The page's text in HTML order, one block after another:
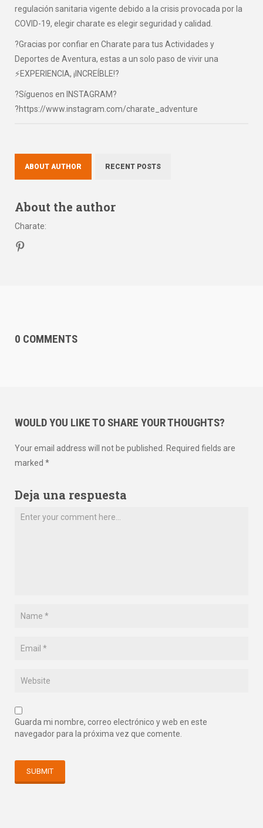
regulación sanitaria vigente debido a la crisis provocada por la
COVID-19, elegir charate es elegir seguridad y calidad.
?Gracias por confiar en Charate para tus Actividades y
Deportes de Aventura, estas a un solo paso de vivir una
⚡EXPERIENCIA, ¡INCREÍBLE!?
?Síguenos en INSTAGRAM?
?https://www.instagram.com/charate_adventure
ABOUT AUTHOR RECENT POSTS
About the author
Charate:
0 COMMENTS
WOULD YOU LIKE TO SHARE YOUR THOUGHTS?
Your email address will not be published. Required fields are
marked *
Deja una respuesta
Guarda mi nombre, correo electrónico y web en este
navegador para la próxima vez que comente.